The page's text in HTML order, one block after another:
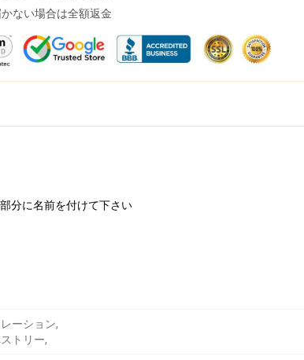
ない場合は全額返金
分に名前を付けて下さい
ーション,
トリー,